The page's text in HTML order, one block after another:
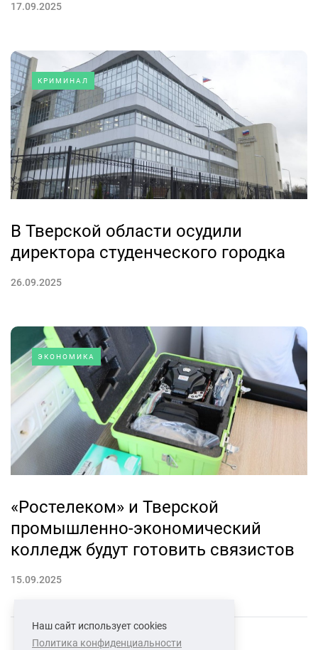
17.09.2025
КРИМИНАЛ
В Тверской области осудили
директора студенческого городка
26.09.2025
ЭКОНОМИКА
«Ростелеком» и Тверской
промышленно-экономический
колледж будут готовить связистов
15.09.2025
Наш сайт использует cookies
Политика конфиденциальности